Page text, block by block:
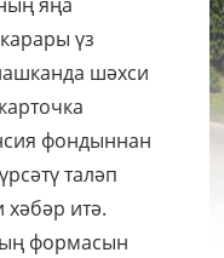
үз
шәхси
фондыннан
таләп
хәбәр итә.
формасын